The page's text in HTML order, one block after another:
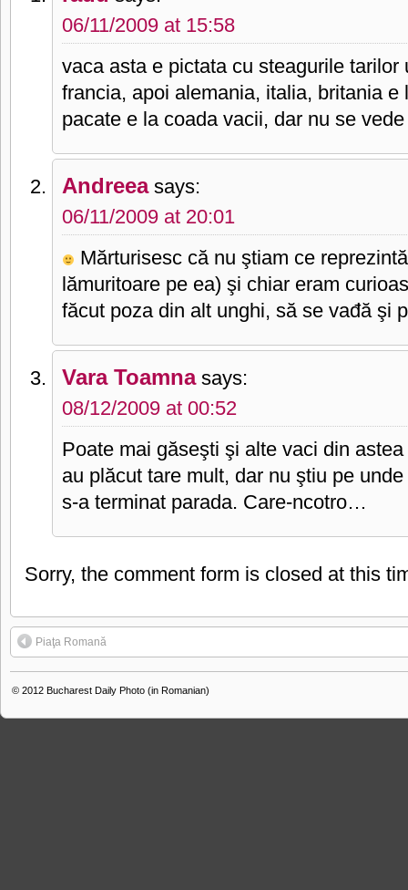
06/11/2009 at 15:58
vaca asta e pictata cu steagurile
francia, apoi alemania, italia, britania
pacate e la coada vacii, dar nu se
Andreea says:
06/11/2009 at 20:01
Mărturisesc că nu ştiam ce
lămuritoare pe ea) şi chiar eram
făcut poza din alt unghi, să se vađă şi
Vara Toamna says:
08/12/2009 at 00:52
Poate mai găseşti şi alte vaci din
au plăcut tare mult, dar nu ştiu pe
s-a terminat parada. Care-ncotro…
Sorry, the comment form is closed at this
Piaţa Romană
© 2012 Bucharest Daily Photo (in Romanian)